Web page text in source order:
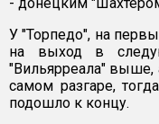
У "Торпедо", на
на выход в
"Вильярреала" выше,
самом разгаре,
подошло к концу.